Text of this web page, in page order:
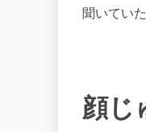
聞いてい
顔じ